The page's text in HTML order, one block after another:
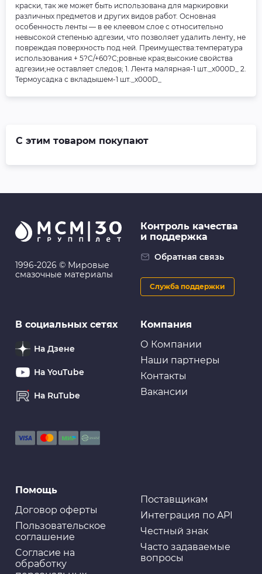
краски, так же может быть использована для маркировки
различных предметов и других видов работ. Основная
особенность ленты — в ее клеевом слое с относительно
невысокой степенью адгезии, что позволяет удалить ленту, не
повреждая поверхность под ней. Преимущества:температура
использования + 5?C/+60?C;ровные края;высокие свойства
адгезии;не оставляет следов; 1. Лента малярная-1 шт._x000D_ 2.
Термоусадка с вкладышем-1 шт._x000D_
С этим товаром покупают
1996-2026 © Мировые
смазочные материалы
Компания
О Компании
Наши партнеры
Контакты
Вакансии
Помощь
Договор оферты
Пользовательское
соглашение
Cогласие на
обработку
Поставщикам
Интеграция по API
Честный знак
Часто задаваемые
вопросы
Контроль качества
и поддержка
Обратная связь
Служба поддержки
В социальных сетях
На Дзене
На YouTube
На RuTube